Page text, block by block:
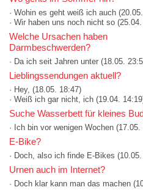
· Wohin es geht weiß ich auch
· Wir haben uns noch nicht so
Welche Ursachen haben
Darmbeschwerden?
· Da ich seit Jahren unter (18.05.
Lieblingssendungen aktuell?
· Hey, (18.05. 18:47)
· Weiß ich gar nicht, ich (19.04.
Suche Wasserbett für kleines
· Ich bin vor wenigen Wochen (17.05.
E-Bike?
· Doch, also ich finde E-Bikes
Urnen auch im Internet?
· Doch klar kann man das machen